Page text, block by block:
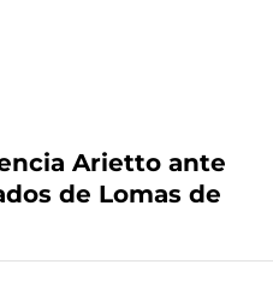
Arietto ante
de Lomas de